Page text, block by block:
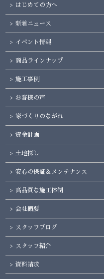
はじめての方へ
新着ニュース
イベント情報
商品ラインナップ
施工事例
お客様の声
家づくりのながれ
資金計画
土地探し
安心の保証＆メンテナンス
高品質な施工体制
会社概要
スタッフブログ
スタッフ紹介
資料請求